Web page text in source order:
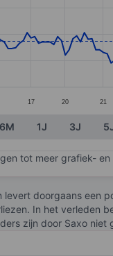
Data ranges
17 20 21
6M 1J 3J
tot meer grafiek- en
levert doorgaans een
In het verleden
zijn door Saxo niet